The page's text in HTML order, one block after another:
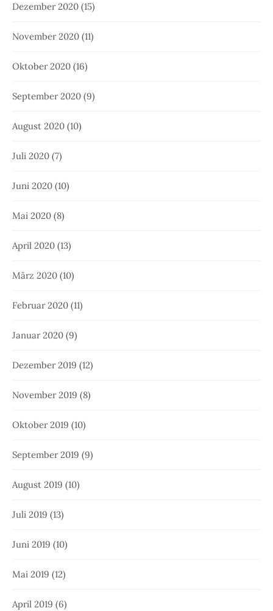
Dezember 2020 (15)
November 2020 (11)
Oktober 2020 (16)
September 2020 (9)
August 2020 (10)
Juli 2020 (7)
Juni 2020 (10)
Mai 2020 (8)
April 2020 (13)
März 2020 (10)
Februar 2020 (11)
Januar 2020 (9)
Dezember 2019 (12)
November 2019 (8)
Oktober 2019 (10)
September 2019 (9)
August 2019 (10)
Juli 2019 (13)
Juni 2019 (10)
Mai 2019 (12)
April 2019 (6)